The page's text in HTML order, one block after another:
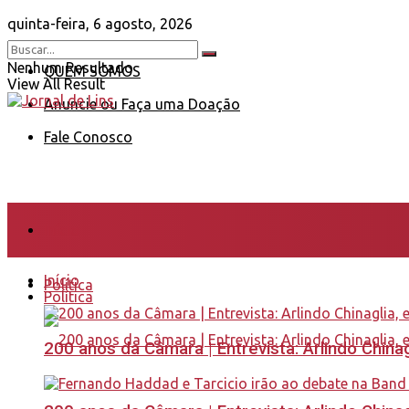
quinta-feira, 6 agosto, 2026
QUEM SOMOS
Anuncie ou Faça uma Doação
Fale Conosco
Nenhum Resultado
View All Result
Política
Início
Política
200 anos da Câmara | Entrevista: Arlindo